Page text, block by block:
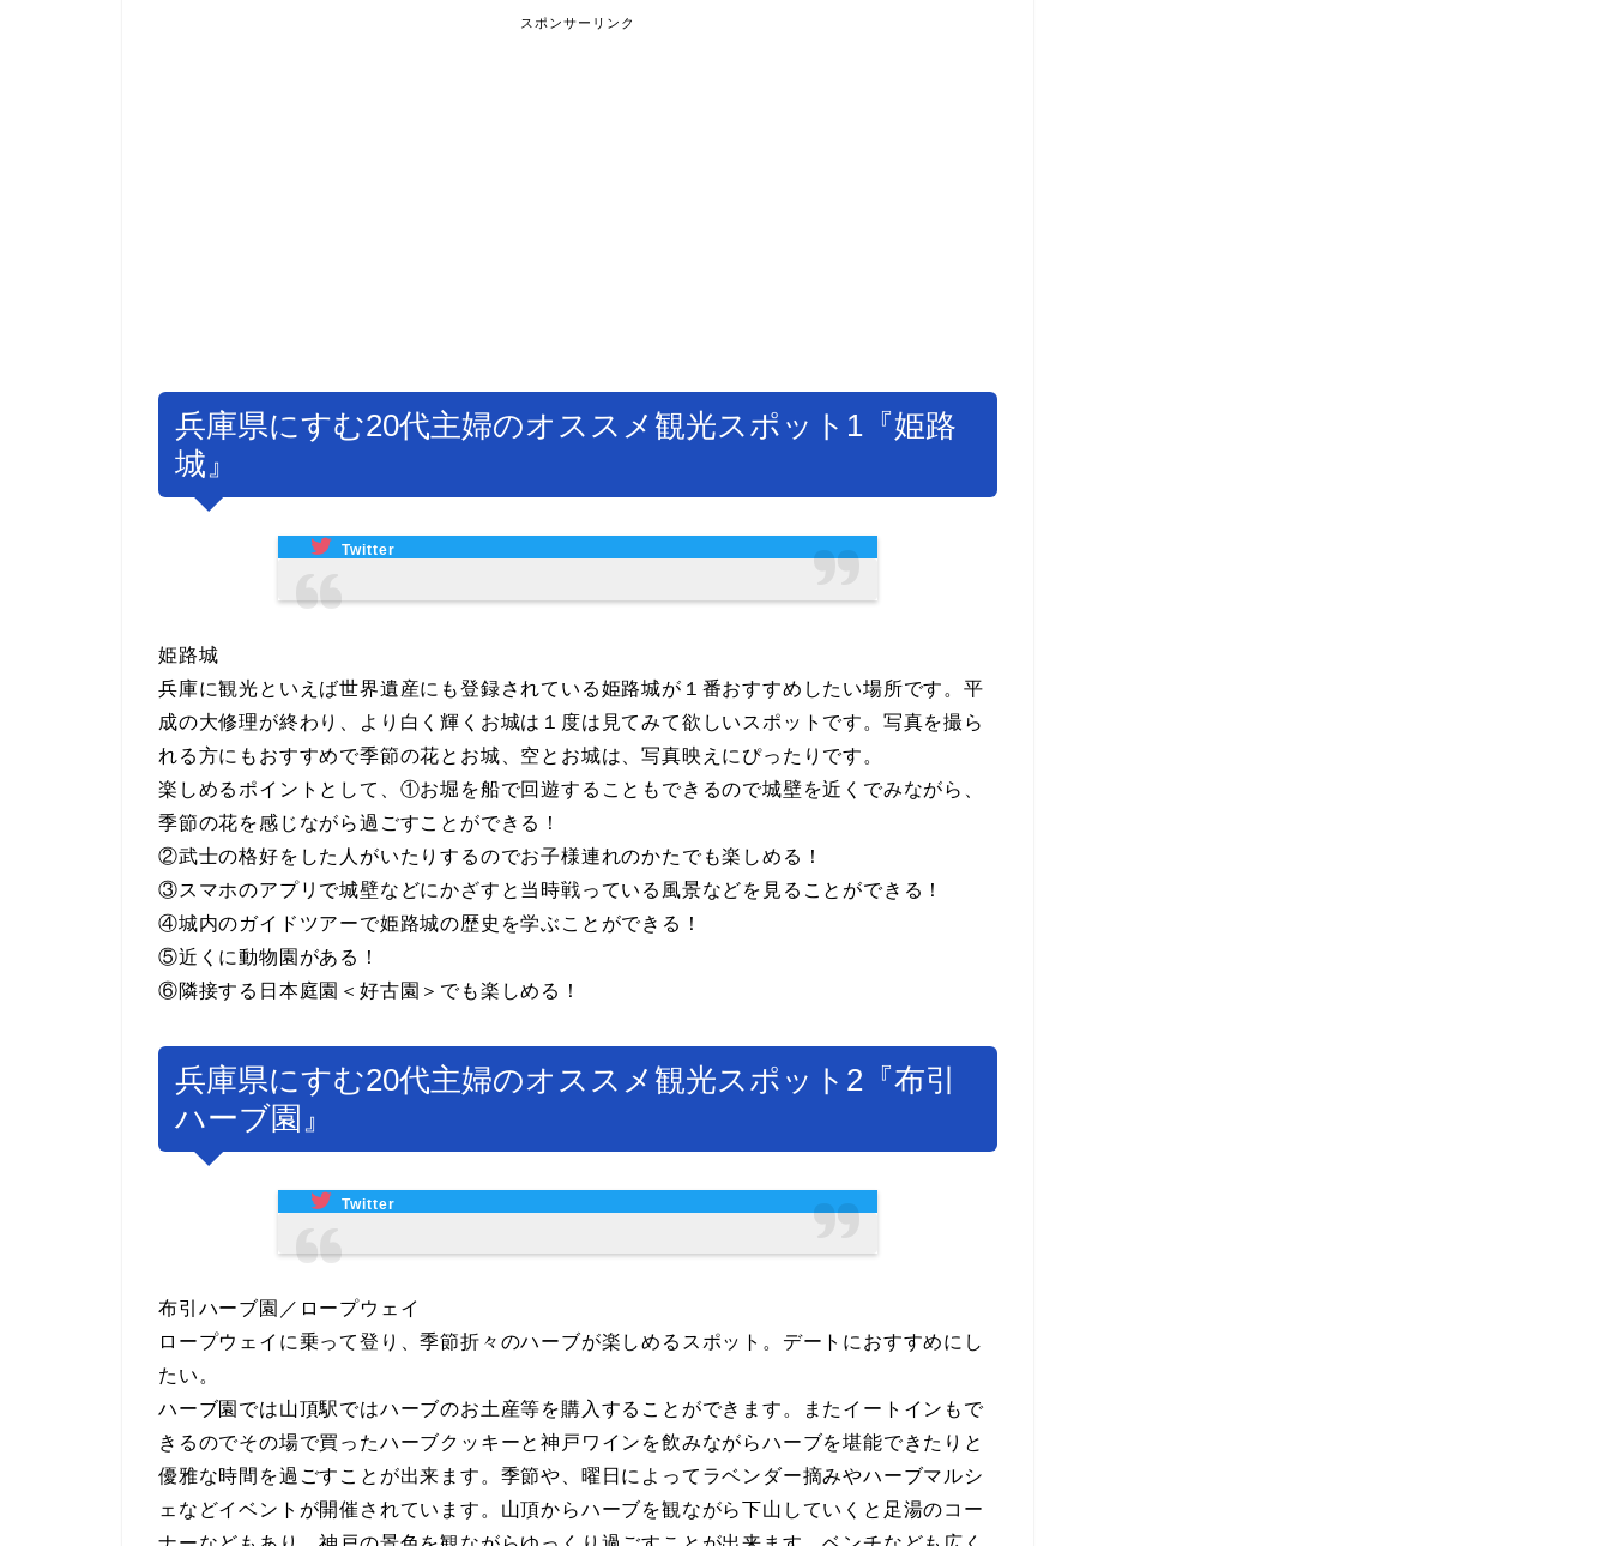
スポンサーリンク
兵庫県にすむ20代主婦のオススメ観光スポット1『姫路
城』
Twitter
姫路城
兵庫に観光といえば世界遺産にも登録されている姫路城が１番おすすめしたい場所です。平
成の大修理が終わり、より白く輝くお城は１度は見てみて欲しいスポットです。写真を撮ら
れる方にもおすすめで季節の花とお城、空とお城は、写真映えにぴったりです。
楽しめるポイントとして、①お堀を船で回遊することもできるので城壁を近くでみながら、
季節の花を感じながら過ごすことができる！
②武士の格好をした人がいたりするのでお子様連れのかたでも楽しめる！
③スマホのアプリで城壁などにかざすと当時戦っている風景などを見ることができる！
④城内のガイドツアーで姫路城の歴史を学ぶことができる！
⑤近くに動物園がある！
⑥隣接する日本庭園＜好古園＞でも楽しめる！
兵庫県にすむ20代主婦のオススメ観光スポット2『布引
ハーブ園』
Twitter
布引ハーブ園／ロープウェイ
ロープウェイに乗って登り、季節折々のハーブが楽しめるスポット。デートにおすすめにし
たい。
ハーブ園では山頂駅ではハーブのお土産等を購入することができます。またイートインもで
きるのでその場で買ったハーブクッキーと神戸ワインを飲みながらハーブを堪能できたりと
優雅な時間を過ごすことが出来ます。季節や、曜日によってラベンダー摘みやハーブマルシ
ェなどイベントが開催されています。山頂からハーブを観ながら下山していくと足湯のコー